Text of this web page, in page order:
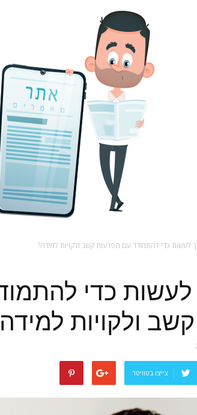
לעשות כדי להתמודד עם הפרעות קשב ולקויות למידה?
לעשות כדי
ולקויות
צייצו בטוויטר